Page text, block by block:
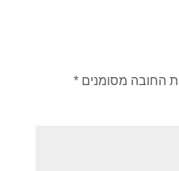
החובה מסומנים *